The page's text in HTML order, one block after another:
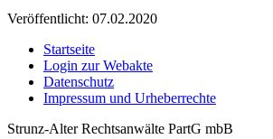
Veröffentlicht: 07.02.2020
Startseite
Login zur Webakte
Datenschutz
Impressum und Urheberrechte
Strunz-Alter Rechtsanwälte PartG mbB